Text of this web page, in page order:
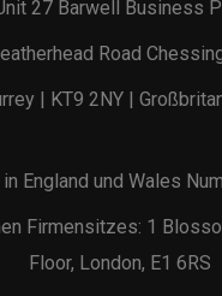
27 Barwell Business
Road
| KT9 2NY |
England und Wales
Firmensitzes: 1
Floor, London, E1 6RS